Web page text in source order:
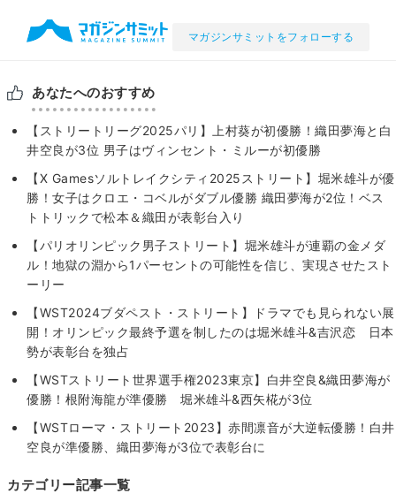
マガジンサミットをフォローする
あなたへのおすすめ
【ストリートリーグ2025パリ】上村葵が初優勝！織田夢海と白
井空良が3位 男子はヴィンセント・ミルーが初優勝
【X Gamesソルトレイクシティ2025ストリート】堀米雄斗が優
勝！女子はクロエ・コベルがダブル優勝 織田夢海が2位！ベス
トトリックで松本＆織田が表彰台入り
【パリオリンピック男子ストリート】堀米雄斗が連覇の金メダ
ル！地獄の淵から1パーセントの可能性を信じ、実現させたスト
ーリー
【WST2024ブダペスト・ストリート】ドラマでも見られない展
開！オリンピック最終予選を制したのは堀米雄斗&吉沢恋 日本
勢が表彰台を独占
【WSTストリート世界選手権2023東京】白井空良&織田夢海が
優勝！根附海龍が準優勝 堀米雄斗&西矢椛が3位
【WSTローマ・ストリート2023】赤間凛音が大逆転優勝！白井
空良が準優勝、織田夢海が3位で表彰台に
カテゴリー記事一覧